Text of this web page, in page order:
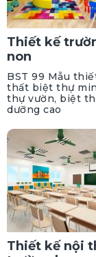
Thiết kế
non
BST 99 Mẫu
thất biệt thự
thự vườn, biệt
dưỡng cao
Thiết kế nội